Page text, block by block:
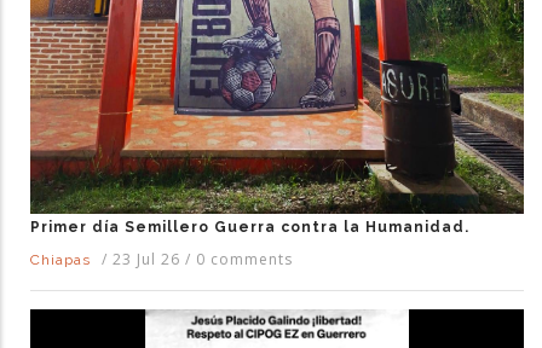
Primer día Semillero Guerra contra la Humanidad.
Chiapas
/ 23 Jul 26 / 0 comments